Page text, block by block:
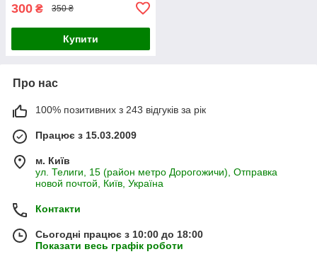
300 ₴ 350 ₴
Купити
Про нас
100% позитивних з 243 відгуків за рік
Працює з 15.03.2009
м. Київ
ул. Телиги, 15 (район метро Дорогожичи), Отправка
новой почтой, Київ, Україна
Контакти
Сьогодні працює з 10:00 до 18:00
Показати весь графік роботи